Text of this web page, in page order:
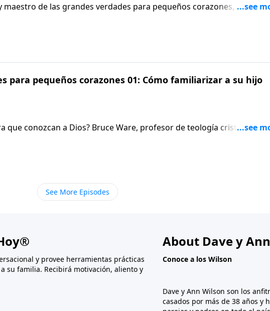
de las grandes verdades para pequeños corazones, anima a
de Dios y otros ejemplos de la vida cotidiana para darles a sus hijos
para pequeños corazones 01: Cómo familiarizar a su hijo
que conozcan a Dios? Bruce Ware, profesor de teología cristiana,
cotidianos de la vida para familiarizar a sus hijos con Dios y
See More Episodes
y provee herramientas prácticas
su familia. Recibirá motivación, aliento y
About Dave y
Conoce a los Wilson
Dave y Ann Wilson son los
casados por más de 38 años y